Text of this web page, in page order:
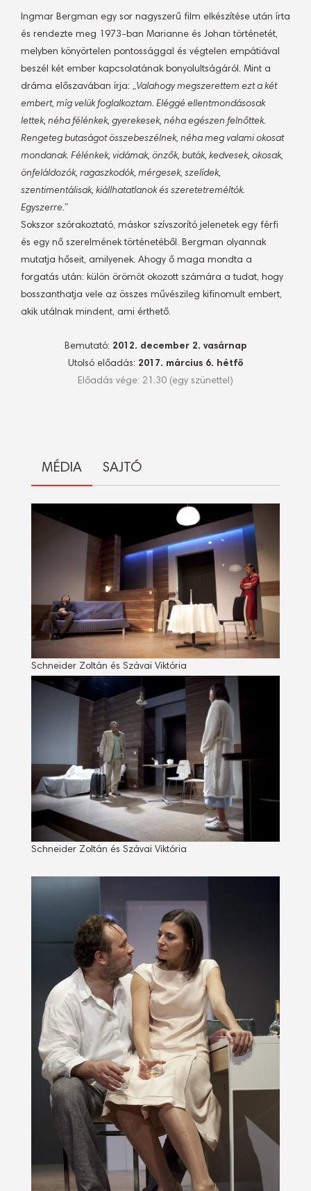
Ingmar Bergman egy sor nagyszerű film elkészítése után írta
és rendezte meg 1973-ban Marianne és Johan történetét,
melyben könyörtelen pontossággal és végtelen empátiával
beszél két ember kapcsolatának bonyolultságáról. Mint a
dráma előszavában írja: „Valahogy megszerettem ezt a két
embert, míg velük foglalkoztam. Eléggé ellentmondásosak
lettek, néha félénkek, gyerekesek, néha egészen felnőttek.
Rengeteg butaságot összebeszélnek, néha meg valami okosat
mondanak. Félénkek, vidámak, önzők, buták, kedvesek, okosak,
önfeláldozók, ragaszkodók, mérgesek, szelídek,
szentimentálisak, kiállhatatlanok és szeretetreméltók.
Egyszerre.”
Sokszor szórakoztató, máskor szívszorító jelenetek egy férfi
és egy nő szerelmének történetéből. Bergman olyannak
mutatja hőseit, amilyenek. Ahogy ő maga mondta a
forgatás után: külön örömöt okozott számára a tudat, hogy
bosszanthatja vele az összes művészileg kifinomult embert,
akik utálnak mindent, ami érthető.
Bemutató: 2012. december 2. vasárnap
Utolsó előadás: 2017. március 6. hétfő
Előadás vége: 21.30 (egy szünettel)
MÉDIA SAJTÓ
Schneider Zoltán és Szávai Viktória
Schneider Zoltán és Szávai Viktória